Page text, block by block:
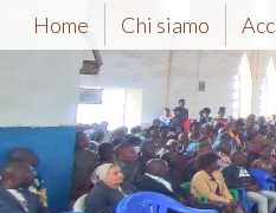
Home Chi siamo